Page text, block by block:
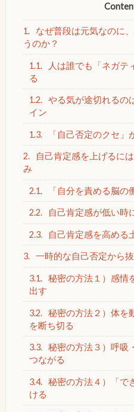
1.
なぜ普段は元気なのに
うのか？
1.1.
人は誰でも「ネガテ
る
1.2. やる気が途切れるの
イン
1.3. 「自己否定のクセ」
2.
自己肯定感を上げるに
み
2.1. 「自分を責める脳の
2.2. 自己肯定感が低い時
2.3. 自己肯定感を高める
3. 一時的な自己否定から
3.1. 秘密の方法１）感情
出す
3.2. 秘密の方法２）体を
を断ち切る
3.3. 秘密の方法３）呼吸
つながる
3.4. 秘密の方法４）「で
ける